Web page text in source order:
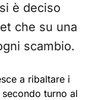
è deciso
che su una
scambio.
a ribaltare i
turno al